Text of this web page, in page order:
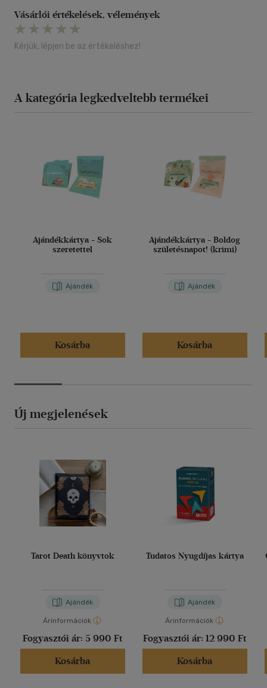
Vásárlói értékelések, vélemények
Kérjük, lépjen be az értékeléshez!
A kategória legkedveltebb termékei
Ajándékkártya - Sok
szeretettel
Ajándék
Kosárba
Ajándékkártya - Boldog
születésnapot! (krimi)
Ajándék
Kosárba
Új megjelenések
Tarot Death könyvtok
Ajándék
Árinformációk
Fogyasztói ár: 5 990 Ft
Kosárba
Tudatos Nyugdíjas kártya
Ajándék
Árinformációk
Fogyasztói ár: 12 990 Ft
Kosárba